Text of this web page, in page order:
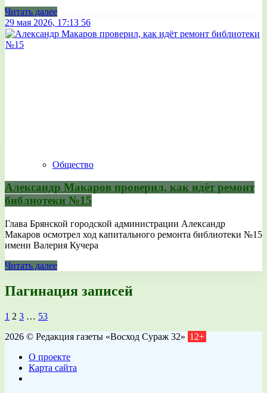
Читать далее
29 мая 2026, 17:13 56
Общество
Александр Макаров проверил, как идёт ремонт
библиотеки №15
Глава Брянской городской администрации Александр
Макаров осмотрел ход капитального ремонта библиотеки №15
имени Валерия Кучера
Читать далее
Пагинация записей
1 2 3 … 53
2026 © Редакция газеты «Восход Сураж 32» 12+
О проекте
Карта сайта